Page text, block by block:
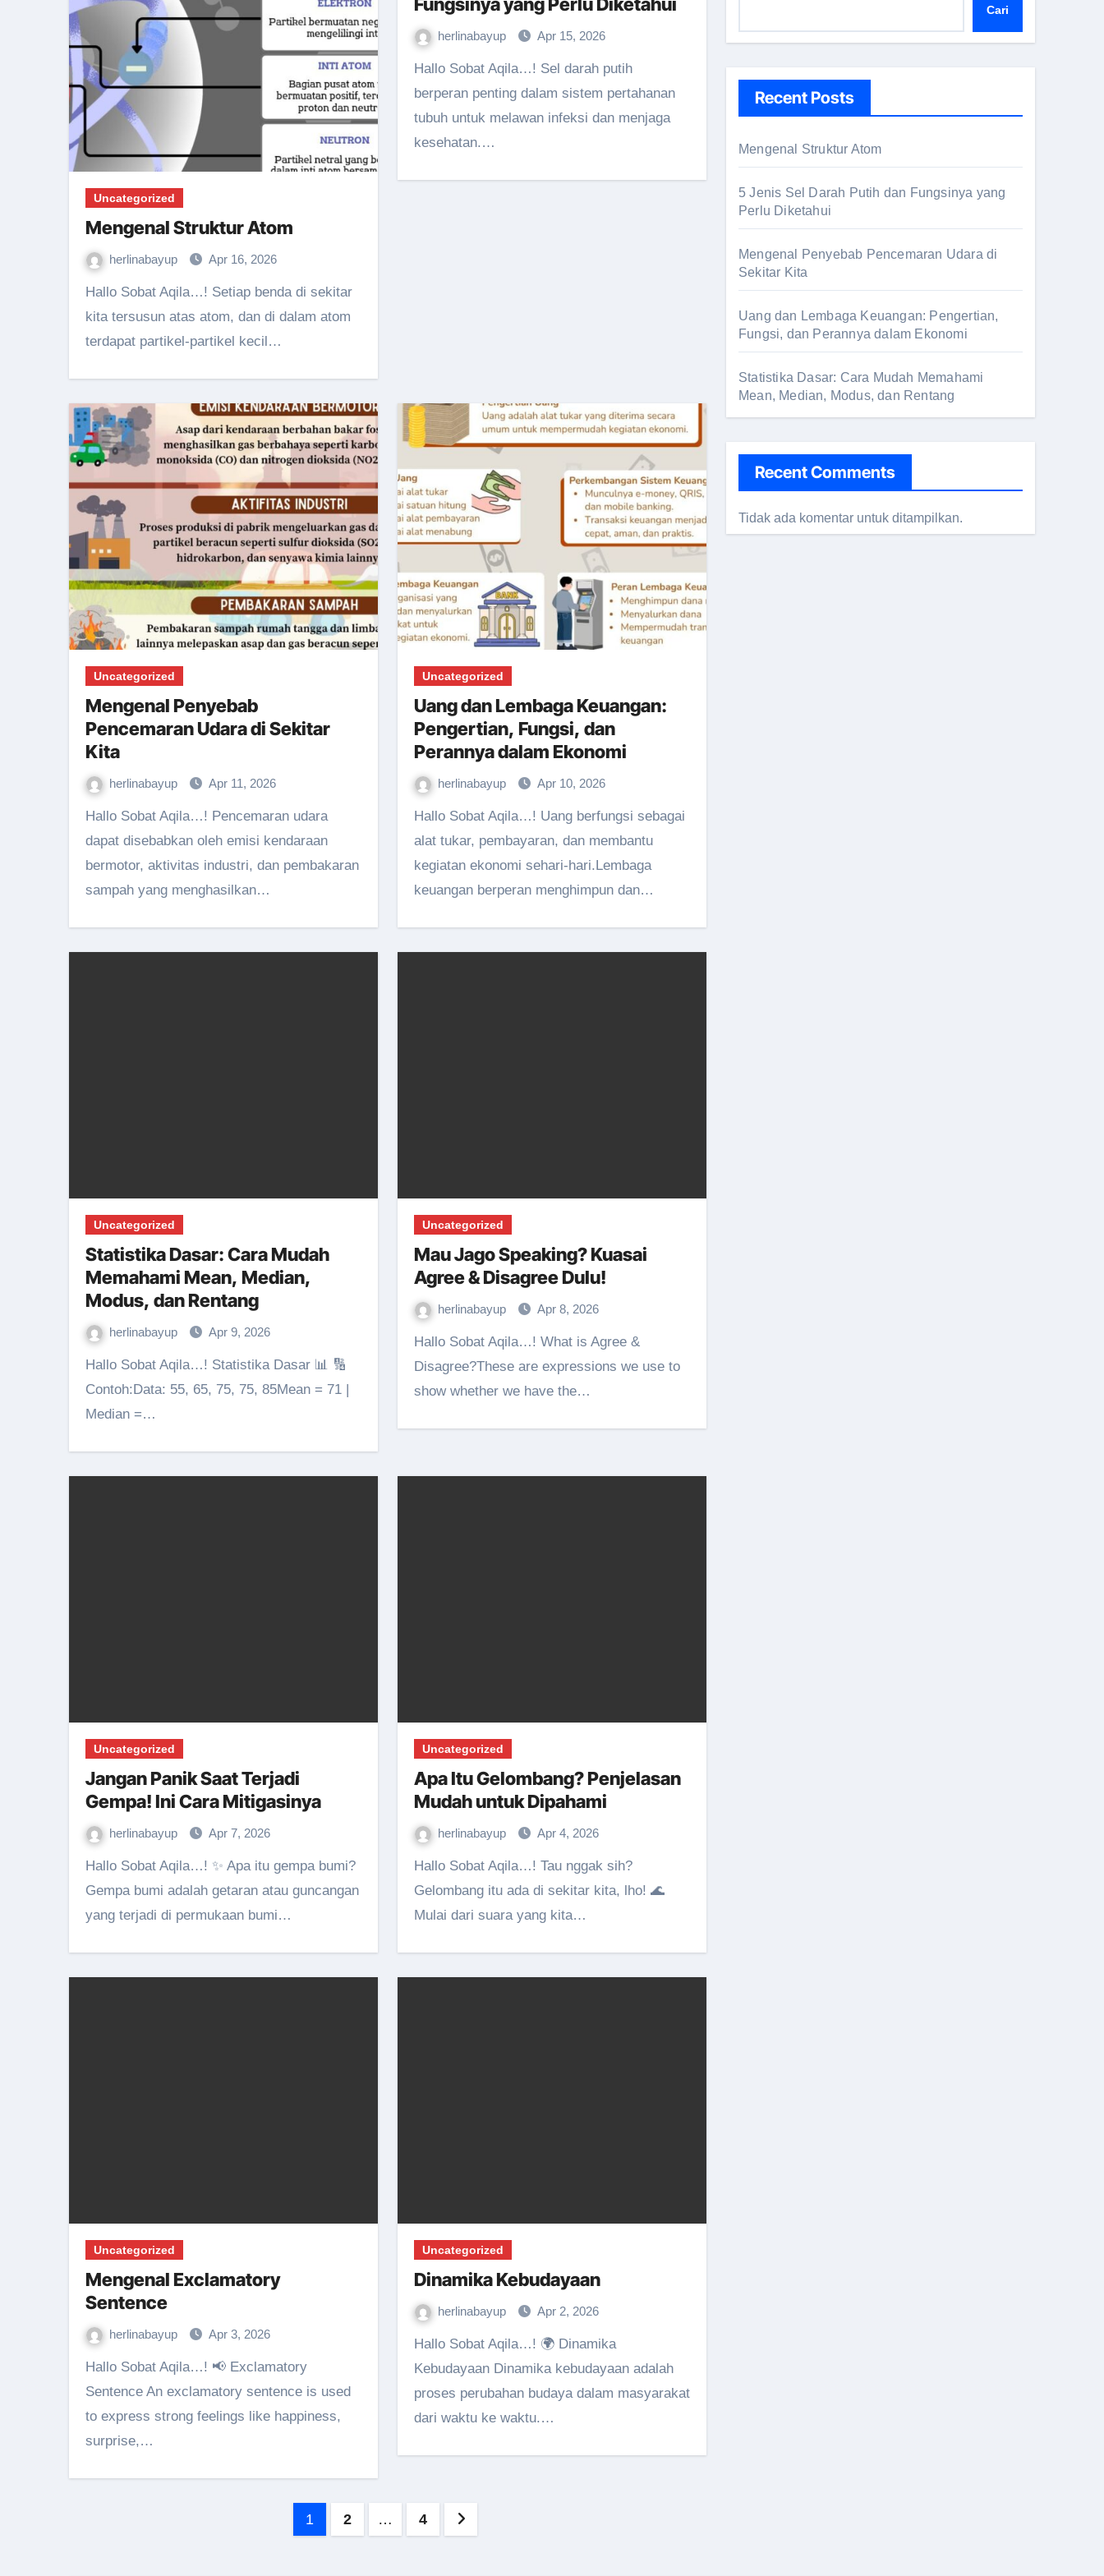
Uncategorized
Mengenal Struktur Atom
herlinabayup Apr 16, 2026
Hallo Sobat Aqila…! Setiap benda di sekitar
kita tersusun atas atom, dan di dalam atom
terdapat partikel-partikel kecil…
herlinabayup Apr 15, 2026
Hallo Sobat Aqila…! Sel darah putih
berperan penting dalam sistem pertahanan
tubuh untuk melawan infeksi dan menjaga
kesehatan.…
Uncategorized
Mengenal Penyebab
Pencemaran Udara di Sekitar
Kita
herlinabayup Apr 11, 2026
Hallo Sobat Aqila…! Pencemaran udara
dapat disebabkan oleh emisi kendaraan
bermotor, aktivitas industri, dan pembakaran
sampah yang menghasilkan…
Uncategorized
Uang dan Lembaga Keuangan:
Pengertian, Fungsi, dan
Perannya dalam Ekonomi
herlinabayup Apr 10, 2026
Hallo Sobat Aqila…! Uang berfungsi sebagai
alat tukar, pembayaran, dan membantu
kegiatan ekonomi sehari-hari.Lembaga
keuangan berperan menghimpun dan…
Uncategorized
Statistika Dasar: Cara Mudah
Memahami Mean, Median,
Modus, dan Rentang
herlinabayup Apr 9, 2026
Hallo Sobat Aqila…! Statistika Dasar 📊 🔢
Contoh:Data: 55, 65, 75, 75, 85Mean = 71 |
Median =…
Uncategorized
Mau Jago Speaking? Kuasai
Agree & Disagree Dulu!
herlinabayup Apr 8, 2026
Hallo Sobat Aqila…! What is Agree &
Disagree?These are expressions we use to
show whether we have the…
Uncategorized
Jangan Panik Saat Terjadi
Gempa! Ini Cara Mitigasinya
herlinabayup Apr 7, 2026
Hallo Sobat Aqila…! ✨ Apa itu gempa bumi?
Gempa bumi adalah getaran atau guncangan
yang terjadi di permukaan bumi…
Uncategorized
Apa Itu Gelombang? Penjelasan
Mudah untuk Dipahami
herlinabayup Apr 4, 2026
Hallo Sobat Aqila…! Tau nggak sih?
Gelombang itu ada di sekitar kita, lho! 🌊
Mulai dari suara yang kita…
Uncategorized
Mengenal Exclamatory
Sentence
herlinabayup Apr 3, 2026
Hallo Sobat Aqila…! 📢 Exclamatory
Sentence An exclamatory sentence is used
to express strong feelings like happiness,
surprise,…
Uncategorized
Dinamika Kebudayaan
herlinabayup Apr 2, 2026
Hallo Sobat Aqila…! 🌍 Dinamika
Kebudayaan Dinamika kebudayaan adalah
proses perubahan budaya dalam masyarakat
dari waktu ke waktu.…
Paginasi
1 2 … 4
Cari
Recent Posts
Mengenal Struktur Atom
5 Jenis Sel Darah Putih dan Fungsinya yang
Perlu Diketahui
Mengenal Penyebab Pencemaran Udara di
Sekitar Kita
Uang dan Lembaga Keuangan: Pengertian,
Fungsi, dan Perannya dalam Ekonomi
Statistika Dasar: Cara Mudah Memahami
Mean, Median, Modus, dan Rentang
Recent Comments
Tidak ada komentar untuk ditampilkan.